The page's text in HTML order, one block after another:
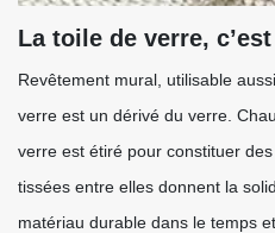
La toile de verre,
Revêtement mural, utilisable
verre est un dérivé du verre.
verre est étiré pour constituer
tissées entre elles donnent la
matériau durable dans le temps